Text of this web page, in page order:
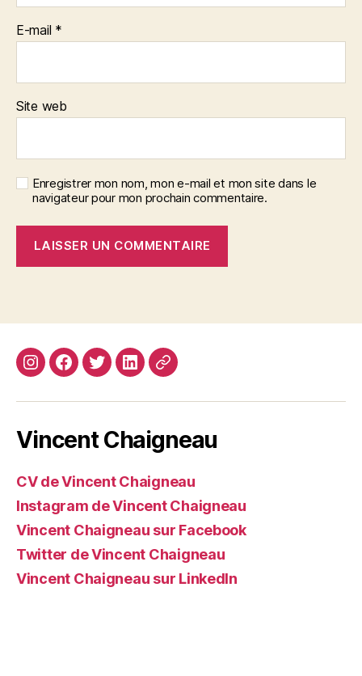
E-mail *
Site web
Enregistrer mon nom, mon e-mail et mon site dans le
navigateur pour mon prochain commentaire.
InstagramFacebook
TwitterLinkedin
Site
Vincent Chaigneau
CV de Vincent Chaigneau
Instagram de Vincent Chaigneau
Vincent Chaigneau sur Facebook
Twitter de Vincent Chaigneau
Vincent Chaigneau sur LinkedIn